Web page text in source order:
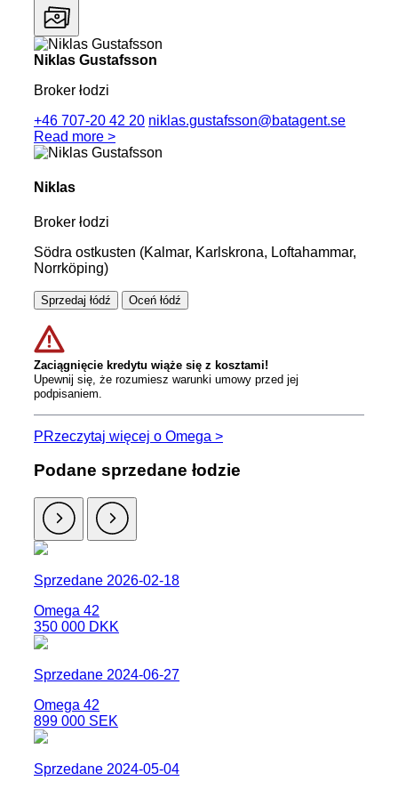
Niklas Gustafsson
Broker łodzi
+46 707-20 42 20 niklas.gustafsson@batagent.se
Read more >
Niklas
Broker łodzi
Södra ostkusten (Kalmar, Karlskrona, Loftahammar,
Norrköping)
Sprzedaj łódź Oceń łódź
Zaciągnięcie kredytu wiąże się z kosztami!
Upewnij się, że rozumiesz warunki umowy przed jej
podpisaniem.
PRzeczytaj więcej o Omega >
Podane sprzedane łodzie
Sprzedane 2026-02-18
Omega 42
350 000 DKK
Sprzedane 2024-06-27
Omega 42
899 000 SEK
Sprzedane 2024-05-04